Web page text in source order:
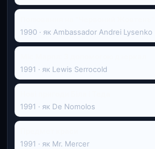
1990 · як Ambassador Andrei Lysenko
1991 · як Lewis Serrocold
1991 · як De Nomolos
1991 · як Mr. Mercer